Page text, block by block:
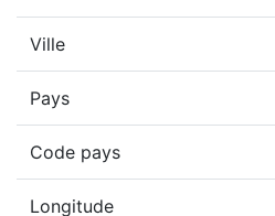
Ville
Pays
Code pays
Longitude